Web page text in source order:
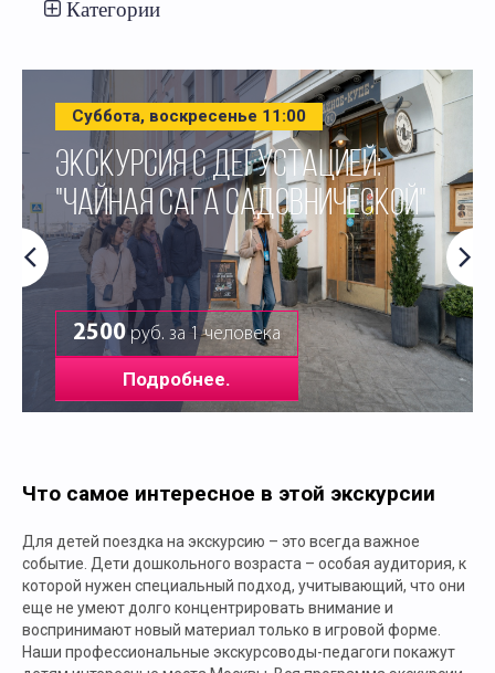
Категории
Суббота, воскресенье 11:00
ЭКСКУРСИЯ С ДЕГУСТАЦИЕЙ:
"ЧАЙНАЯ САГА САДОВНИЧЕСКОЙ"
2500руб. за 1 человека
Подробнее.
Что самое интересное в этой экскурсии
Для детей поездка на экскурсию – это всегда важное
событие. Дети дошкольного возраста – особая аудитория, к
которой нужен специальный подход, учитывающий, что они
еще не умеют долго концентрировать внимание и
воспринимают новый материал только в игровой форме.
Наши профессиональные экскурсоводы-педагоги покажут